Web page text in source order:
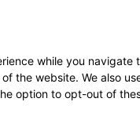
while you
the website. We also
option to opt-out of